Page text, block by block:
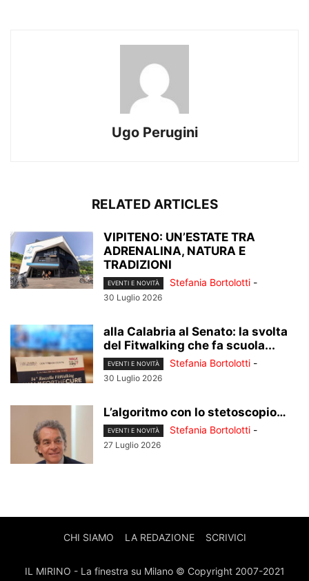
Ugo Perugini
RELATED ARTICLES
VIPITENO: UN’ESTATE TRA
ADRENALINA, NATURA E
TRADIZIONI
EVENTI E NOVITÀ Stefania Bortolotti -
30 Luglio 2026
alla Calabria al Senato: la svolta
del Fitwalking che fa scuola...
EVENTI E NOVITÀ Stefania Bortolotti -
30 Luglio 2026
L’algoritmo con lo stetoscopio…
EVENTI E NOVITÀ Stefania Bortolotti -
27 Luglio 2026
CHI SIAMO LA REDAZIONE SCRIVICI
IL MIRINO - La finestra su Milano © Copyright 2007-2021